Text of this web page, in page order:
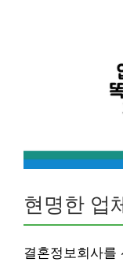
현명한 업
결혼정보회사를